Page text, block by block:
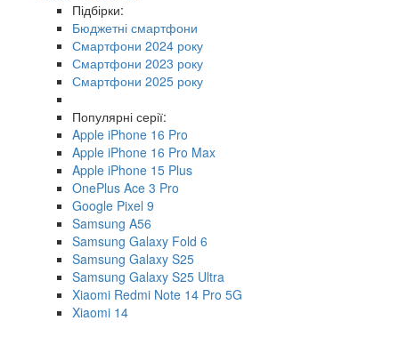
Підбірки:
Бюджетні смартфони
Смартфони 2024 року
Смартфони 2023 року
Смартфони 2025 року
Популярні серії:
Apple iPhone 16 Pro
Apple iPhone 16 Pro Max
Apple iPhone 15 Plus
OnePlus Ace 3 Pro
Google Pixel 9
Samsung A56
Samsung Galaxy Fold 6
Samsung Galaxy S25
Samsung Galaxy S25 Ultra
Xiaomi Redmi Note 14 Pro 5G
Xiaomi 14